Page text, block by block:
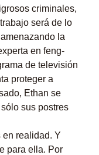
criminales,
será de lo
la
en feng-
de televisión
proteger a
Ethan se
sus postres
en realidad. Y
para ella. Por